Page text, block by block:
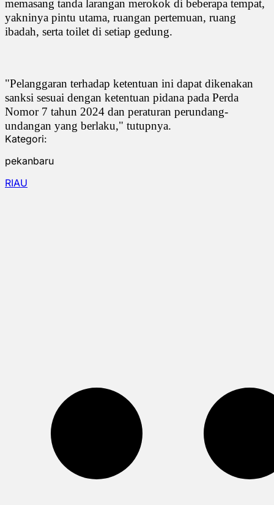
memasang tanda larangan merokok di beberapa tempat,
yakninya pintu utama, ruangan pertemuan, ruang
ibadah, serta toilet di setiap gedung.
"Pelanggaran terhadap ketentuan ini dapat dikenakan
sanksi sesuai dengan ketentuan pidana pada Perda
Nomor 7 tahun 2024 dan peraturan perundang-
undangan yang berlaku," tutupnya.
Kategori:
pekanbaru
RIAU